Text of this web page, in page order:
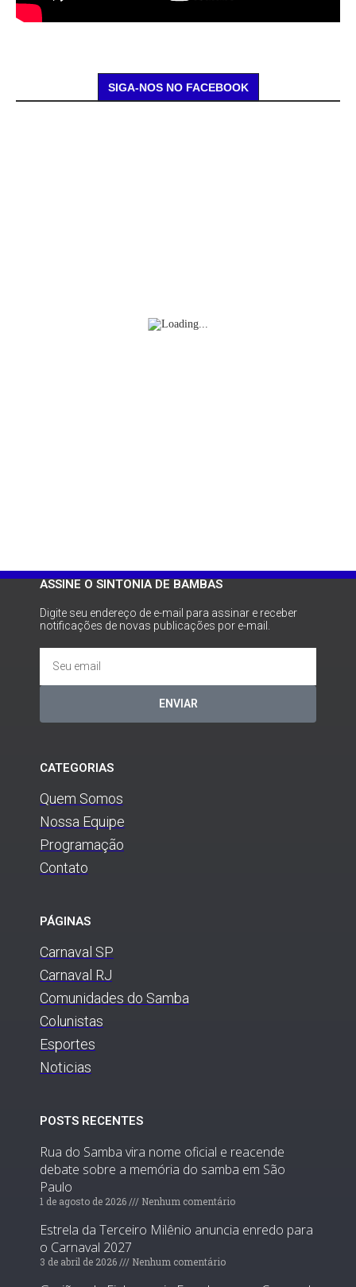
SIGA-NOS NO FACEBOOK
ASSINE O SINTONIA DE BAMBAS
Digite seu endereço de e-mail para assinar e receber
notificações de novas publicações por e-mail.
ENVIAR
CATEGORIAS
Quem Somos
Nossa Equipe
Programação
Contato
PÁGINAS
Carnaval SP
Carnaval RJ
Comunidades do Samba
Colunistas
Esportes
Noticias
POSTS RECENTES
Rua do Samba vira nome oficial e reacende
debate sobre a memória do samba em São
Paulo
1 de agosto de 2026 Nenhum comentário
Estrela da Terceiro Milênio anuncia enredo para
o Carnaval 2027
3 de abril de 2026 Nenhum comentário